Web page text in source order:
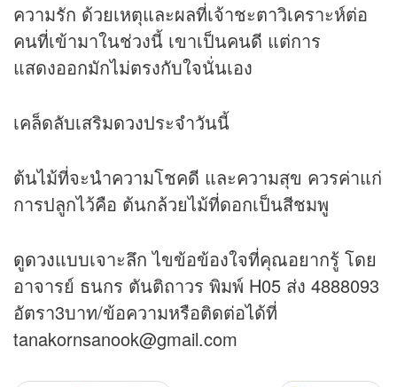
ความรัก ด้วยเหตุและผลที่เจ้าชะตาวิเคราะห์ต่อ
คนที่เข้ามาในช่วงนี้ เขาเป็นคนดี แต่การ
แสดงออกมักไม่ตรงกับใจนั่นเอง
เคล็ดลับเสริมดวงประจำวันนี้
ต้นไม้ที่จะนำความโชคดี และความสุข ควรค่าแก่
การปลูกไว้คือ ต้นกล้วยไม้ที่ดอกเป็นสีชมพู
ดูดวงแบบเจาะลึก ไขข้อข้องใจที่คุณอยากรู้ โดย
อาจารย์ ธนกร ตันติถาวร พิมพ์ H05 ส่ง 4888093
อัตรา3บาท/ข้อความหรือติดต่อได้ที่
tanakornsanook@gmail.com